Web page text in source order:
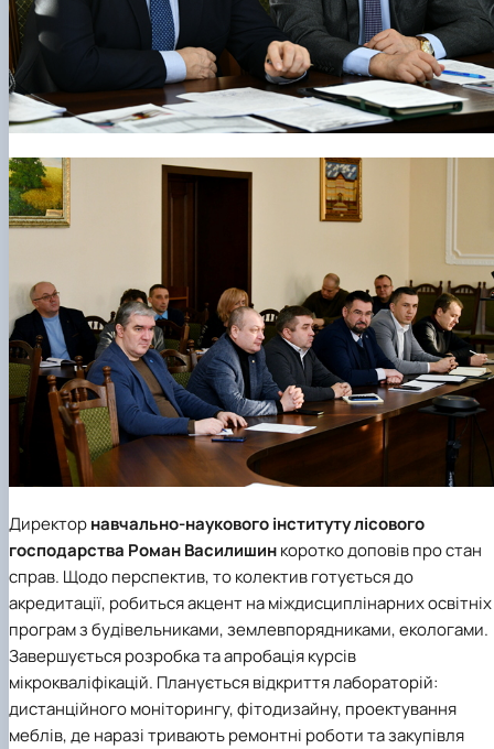
Директорнавчально-наукового інституту лісового
господарства Роман Василишинкоротко доповів про стан
справ. Щодо перспектив, то колектив готується до
акредитації, робиться акцент на міждисциплінарних освітніх
програм з будівельниками, землевпорядниками, екологами.
Завершується розробка та апробація курсів
мікрокваліфікацій. Планується відкриття лабораторій:
дистанційного моніторингу, фітодизайну, проектування
меблів, де наразі тривають ремонтні роботи та закупівля